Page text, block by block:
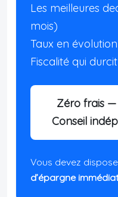
Les meilleures
mois)
Taux en évolution
Fiscalité qui durcit
Zéro frais
Conseil
Vous devez
d’épargne